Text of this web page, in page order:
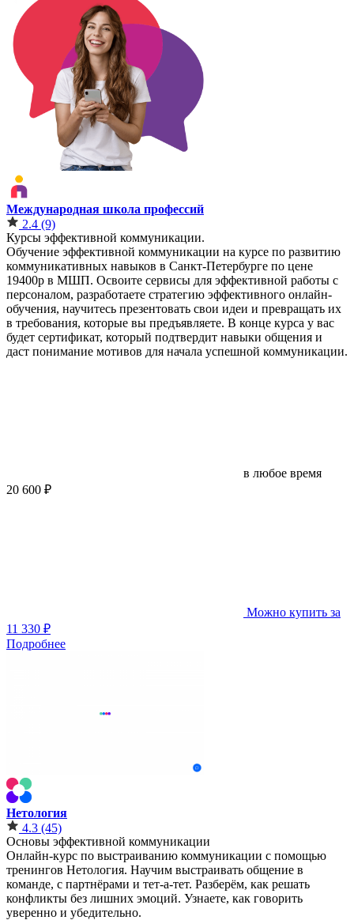
Международная школа профессий
2.4 (9)
Курсы эффективной коммуникации.
Обучение эффективной коммуникации на курсе по развитию
коммуникативных навыков в Санкт-Петербурге по цене
19400р в МШП. Освоите сервисы для эффективной работы с
персоналом, разработаете стратегию эффективного онлайн-
обучения, научитесь презентовать свои идеи и превращать их
в требования, которые вы предъявляете. В конце курса у вас
будет сертификат, который подтвердит навыки общения и
даст понимание мотивов для начала успешной коммуникации.
в любое время
20 600 ₽
Можно купить за
11 330 ₽
Подробнее
Нетология
4.3 (45)
Основы эффективной коммуникации
Онлайн-курс по выстраиванию коммуникации с помощью
тренингов Нетология. Научим выстраивать общение в
команде, с партнёрами и тет-а-тет. Разберём, как решать
конфликты без лишних эмоций. Узнаете, как говорить
уверенно и убедительно.